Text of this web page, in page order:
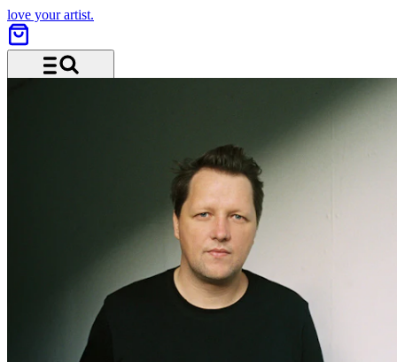
love your artist.